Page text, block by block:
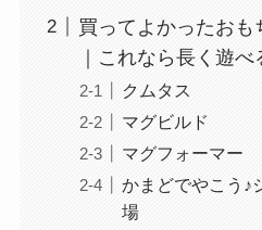
買ってよかったおも
｜これなら長く遊べ
クムタス
マグビルド
マグフォーマー
かまどでやこう♪
場